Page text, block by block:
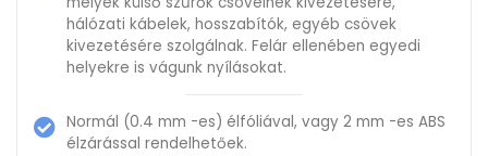
hálózati kábelek, hosszabítók, egyéb csövek
kivezetésére szolgálnak. Felár ellenében egyedi
helyekre is vágunk nyílásokat.
Normál (0.4 mm -es) élfóliával, vagy 2 mm -es ABS
élzárással rendelhetőek.